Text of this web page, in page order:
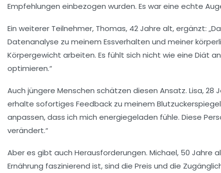
Empfehlungen einbezogen wurden. Es war eine echte
Ein weiterer Teilnehmer, Thomas, 42 Jahre alt, ergänzt:
Datenanalyse zu meinem Essverhalten und meiner
Körpergewicht arbeiten. Es fühlt sich nicht wie eine Diät
optimieren.“
Auch jüngere Menschen schätzen diesen Ansatz. Lisa, 28
erhalte sofortiges Feedback zu meinem
anpassen, dass ich mich energiegeladen fühle. Diese
verändert.“
Aber es gibt auch Herausforderungen. Michael, 50 Jahre
Ernährung faszinierend ist, sind die Preis und die